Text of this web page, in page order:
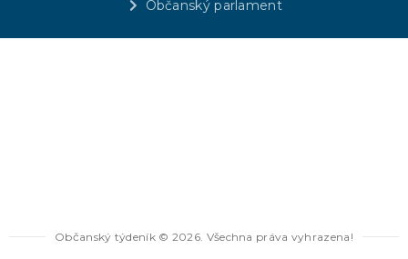
Občanský parlament
Občanský týdeník © 2026. Všechna práva vyhrazena!